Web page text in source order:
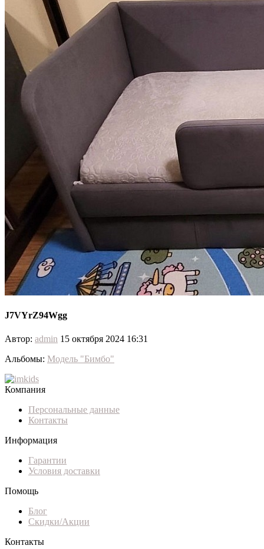
J7VYrZ94Wgg
Автор: admin 15 октября 2024 16:31
Альбомы: Модель "Бимбо"
Компания
Персональные данные
Контакты
Информация
Гарантии
Условия доставки
Помощь
Блог
Скидки/Акции
Контакты